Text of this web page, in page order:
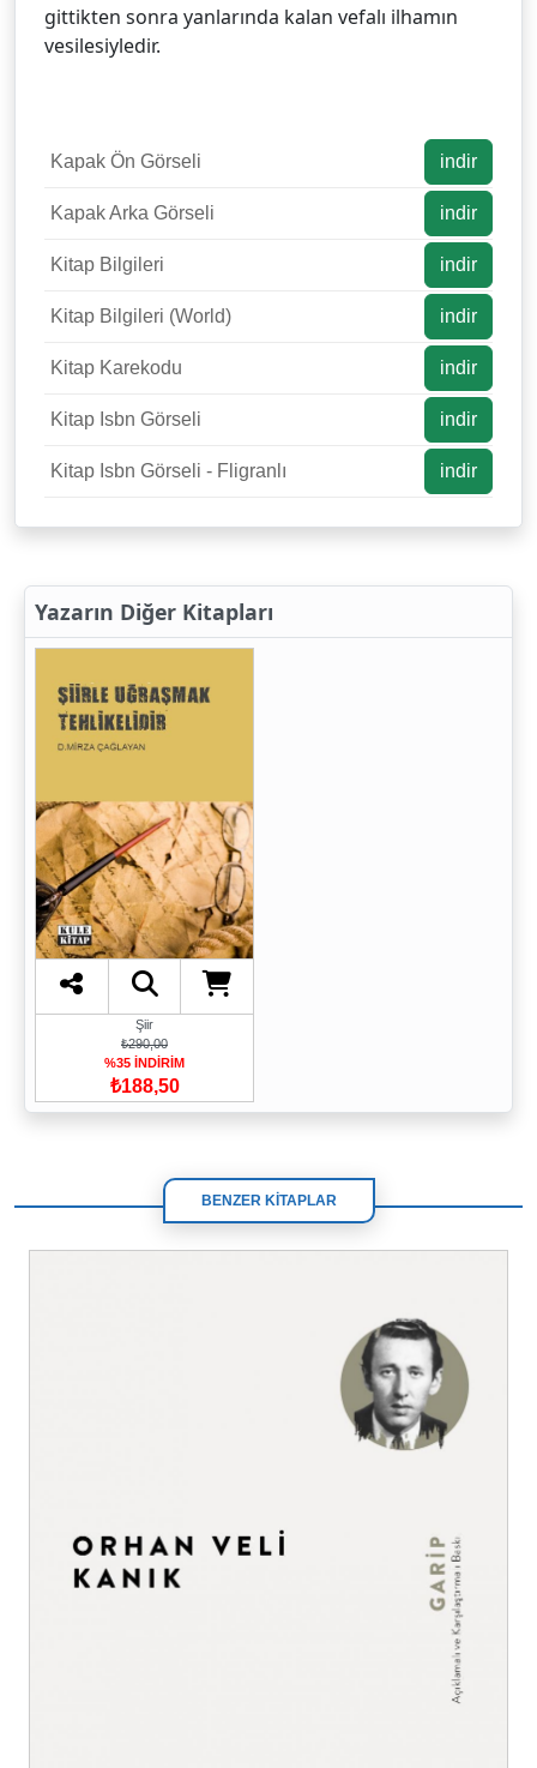
gittikten sonra yanlarında kalan vefalı ilhamın
vesilesiyledir.
Kapak Ön Görseli indir
Kapak Arka Görseli indir
Kitap Bilgileri indir
Kitap Bilgileri (World) indir
Kitap Karekodu indir
Kitap Isbn Görseli indir
Kitap Isbn Görseli - Fligranlı indir
Yazarın Diğer Kitapları
Şiir
₺290,00
%35 İNDİRİM
₺188,50
BENZER KİTAPLAR